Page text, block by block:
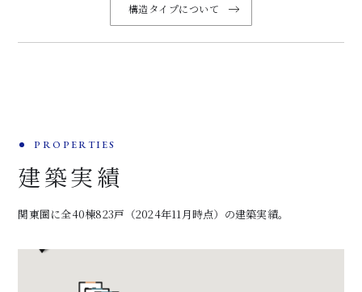
構造タイプについて
PROPERTIES
建築実績
関東圏に全40棟823戸（2024年11月時点）の建築実績。